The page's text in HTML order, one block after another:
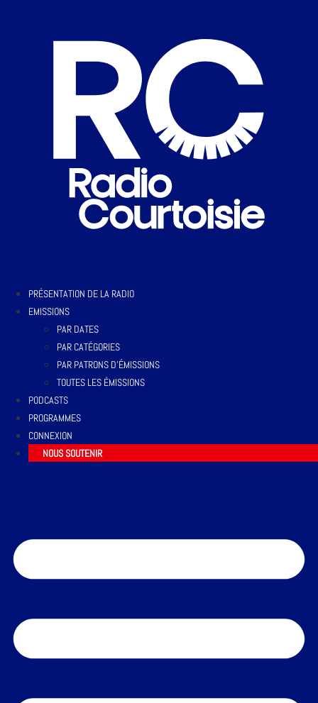
PRÉSENTATION DE LA RADIO
EMISSIONS
PAR DATES
PAR CATÉGORIES
PAR PATRONS D’ÉMISSIONS
TOUTES LES ÉMISSIONS
PODCASTS
PROGRAMMES
CONNEXION
NOUS SOUTENIR